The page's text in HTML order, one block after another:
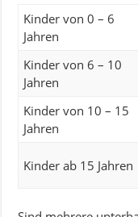
Kinder von 0 – 6
Jahren
Kinder von 6 – 10
Jahren
Kinder von 10 – 15
Jahren
Kinder ab 15 Jahren